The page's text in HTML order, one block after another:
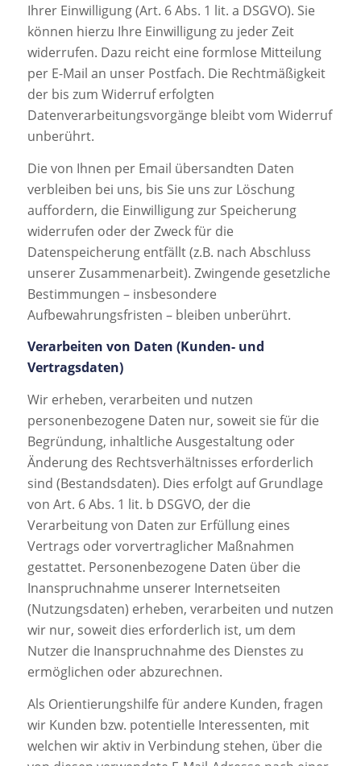
Ihrer Einwilligung (Art. 6 Abs. 1 lit. a DSGVO). Sie
können hierzu Ihre Einwilligung zu jeder Zeit
widerrufen. Dazu reicht eine formlose Mitteilung
per E-Mail an unser Postfach. Die Rechtmäßigkeit
der bis zum Widerruf erfolgten
Datenverarbeitungsvorgänge bleibt vom Widerruf
unberührt.
Die von Ihnen per Email übersandten Daten
verbleiben bei uns, bis Sie uns zur Löschung
auffordern, die Einwilligung zur Speicherung
widerrufen oder der Zweck für die
Datenspeicherung entfällt (z.B. nach Abschluss
unserer Zusammenarbeit). Zwingende gesetzliche
Bestimmungen – insbesondere
Aufbewahrungsfristen – bleiben unberührt.
Verarbeiten von Daten (Kunden- und
Vertragsdaten)
Wir erheben, verarbeiten und nutzen
personenbezogene Daten nur, soweit sie für die
Begründung, inhaltliche Ausgestaltung oder
Änderung des Rechtsverhältnisses erforderlich
sind (Bestandsdaten). Dies erfolgt auf Grundlage
von Art. 6 Abs. 1 lit. b DSGVO, der die
Verarbeitung von Daten zur Erfüllung eines
Vertrags oder vorvertraglicher Maßnahmen
gestattet. Personenbezogene Daten über die
Inanspruchnahme unserer Internetseiten
(Nutzungsdaten) erheben, verarbeiten und nutzen
wir nur, soweit dies erforderlich ist, um dem
Nutzer die Inanspruchnahme des Dienstes zu
ermöglichen oder abzurechnen.
Als Orientierungshilfe für andere Kunden, fragen
wir Kunden bzw. potentielle Interessenten, mit
welchen wir aktiv in Verbindung stehen, über die